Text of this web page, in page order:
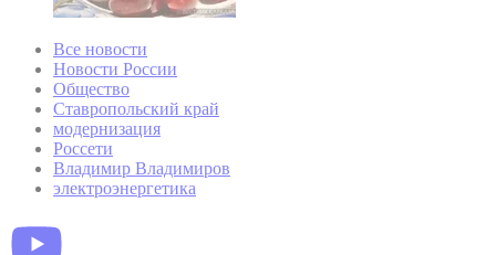
Все новости
Новости России
Общество
Ставропольский край
модернизация
Россети
Владимир Владимиров
электроэнергетика